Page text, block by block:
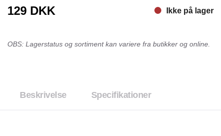
129 DKK Ikke på lager
OBS: Lagerstatus og sortiment kan variere fra butikker og online.
Beskrivelse Specifikationer